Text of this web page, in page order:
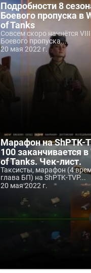
Подробности 8
Боевого пропуска в
of Tanks
Совсем скоро начнётся VIII
Боевого пропуска....
20 мая 2022 г.
Марафон на ShPTK-
100 заканчивается в
of Tanks. Чек-лист.
Таксисты, марафон (4
глава БП) на ShPTK-TVP...
20 мая 2022 г.